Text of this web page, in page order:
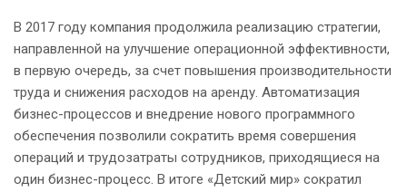
В 2017 году компания продолжила реализацию стратегии,
направленной на улучшение операционной эффективности,
в первую очередь, за счет повышения производительности
труда и снижения расходов на аренду. Автоматизация
бизнес-процессов и внедрение нового программного
обеспечения позволили сократить время совершения
операций и трудозатраты сотрудников, приходящиеся на
один бизнес-процесс. В итоге «Детский мир» сократил